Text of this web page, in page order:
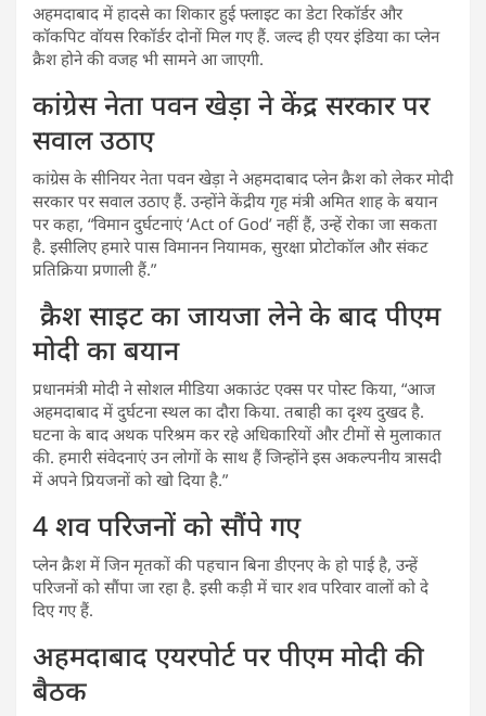
अहमदाबाद में हादसे का शिकार हुई फ्लाइट का डेटा रिकॉर्डर और
कॉकपिट वॉयस रिकॉर्डर दोनों मिल गए हैं. जल्द ही एयर इंडिया का प्लेन
क्रैश होने की वजह भी सामने आ जाएगी.
कांग्रेस नेता पवन खेड़ा ने केंद्र सरकार पर
सवाल उठाए
कांग्रेस के सीनियर नेता पवन खेड़ा ने अहमदाबाद प्लेन क्रैश को लेकर मोदी
सरकार पर सवाल उठाए हैं. उन्होंने केंद्रीय गृह मंत्री अमित शाह के बयान
पर कहा, “विमान दुर्घटनाएं ‘Act of God’ नहीं हैं, उन्हें रोका जा सकता
है. इसीलिए हमारे पास विमानन नियामक, सुरक्षा प्रोटोकॉल और संकट
प्रतिक्रिया प्रणाली हैं.”
क्रैश साइट का जायजा लेने के बाद पीएम
मोदी का बयान
प्रधानमंत्री मोदी ने सोशल मीडिया अकाउंट एक्स पर पोस्ट किया, “आज
अहमदाबाद में दुर्घटना स्थल का दौरा किया. तबाही का दृश्य दुखद है.
घटना के बाद अथक परिश्रम कर रहे अधिकारियों और टीमों से मुलाकात
की. हमारी संवेदनाएं उन लोगों के साथ हैं जिन्होंने इस अकल्पनीय त्रासदी
में अपने प्रियजनों को खो दिया है.”
4 शव परिजनों को सौंपे गए
प्लेन क्रैश में जिन मृतकों की पहचान बिना डीएनए के हो पाई है, उन्हें
परिजनों को सौंपा जा रहा है. इसी कड़ी में चार शव परिवार वालों को दे
दिए गए हैं.
अहमदाबाद एयरपोर्ट पर पीएम मोदी की
बैठक